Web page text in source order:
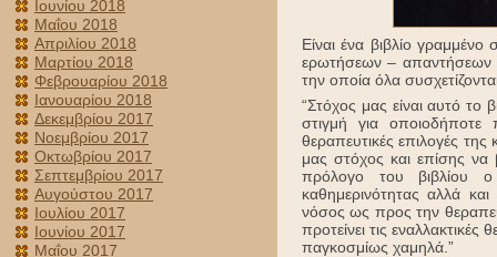
Ιουνίου 2018
Μαΐου 2018
Απριλίου 2018
Μαρτίου 2018
Φεβρουαρίου 2018
Ιανουαρίου 2018
Δεκεμβρίου 2017
Νοεμβρίου 2017
Οκτωβρίου 2017
Σεπτεμβρίου 2017
Αυγούστου 2017
Ιουλίου 2017
Ιουνίου 2017
Μαΐου 2017
Είναι ένα βιβλίο
ερωτήσεων – απαντήσεων
την οποία όλα
“Στόχος μας είναι αυτό το
στιγμή για
θεραπευτικές επιλογές
μας στόχος και επίσης να
πρόλογο του βιβλίου ο
καθημερινότητας αλλά
νόσος ως προς την
προτείνει τις
παγκοσμίως χαμηλά.”